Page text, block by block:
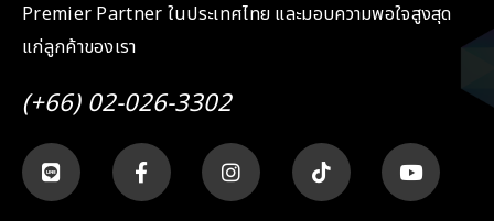
Premier Partner ในประเทศไทย และมอบความพอใจสูงสุด
แก่ลูกค้าของเรา
(+66) 02-026-3302